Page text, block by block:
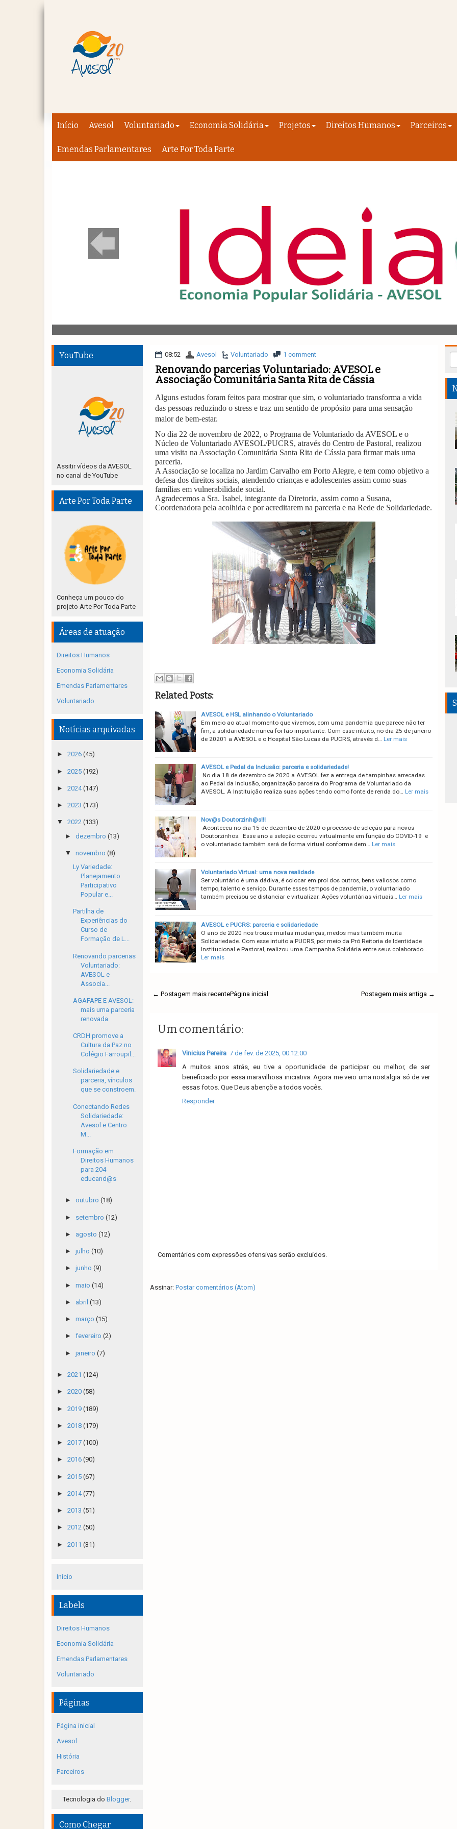
Início Avesol Voluntariado Economia Solidária Projetos Direitos Humanos Parceiros
Emendas Parlamentares Arte Por Toda Parte
08:52 Avesol Voluntariado 1 comment
Renovando parcerias Voluntariado: AVESOL e
Associação Comunitária Santa Rita de Cássia
Alguns estudos foram feitos para mostrar que sim, o voluntariado transforma a vida
das pessoas reduzindo o stress e traz um sentido de propósito para uma sensação
maior de bem-estar.
No dia 22 de novembro de 2022, o Programa de Voluntariado da AVESOL e o
Núcleo de Voluntariado AVESOL/PUCRS, através do Centro de Pastoral, realizou
uma visita na Associação Comunitária Santa Rita de Cássia para firmar mais uma
parceria.
A Associação se localiza no Jardim Carvalho em Porto Alegre, e tem como objetivo a
defesa dos direitos sociais, atendendo crianças e adolescentes assim como suas
famílias em vulnerabilidade social.
Agradecemos a Sra. Isabel, integrante da Diretoria, assim como a Susana,
Coordenadora pela acolhida e por acreditarem na parceria e na Rede de Solidariedade.
Related Posts:
AVESOL e HSL alinhando o Voluntariado
Em meio ao atual momento que vivemos, com uma pandemia que parece não ter
fim, a solidariedade nunca foi tão importante. Com esse intuito, no dia 25 de janeiro
de 20201 a AVESOL e o Hospital São Lucas da PUCRS, através d…
Ler mais
AVESOL e Pedal da Inclusão: parceria e solidariedade!
No dia 18 de dezembro de 2020 a AVESOL fez a entrega de tampinhas arrecadas
ao Pedal da Inclusão, organização parceira do Programa de Voluntariado da
AVESOL. A Instituição realiza suas ações tendo como fonte de renda do…
Ler mais
Nov@s Doutorzinh@s!!!
Aconteceu no dia 15 de dezembro de 2020 o processo de seleção para novos
Doutorzinhos. Esse ano a seleção ocorreu virtualmente em função do COVID-19 e
o voluntariado também será de forma virtual conforme dem…
Ler mais
Voluntariado Virtual: uma nova realidade
Ser voluntário é uma dádiva, é colocar em prol dos outros, bens valiosos como
tempo, talento e serviço. Durante esses tempos de pandemia, o voluntariado
também precisou se distanciar e virtualizar. Ações voluntárias virtuais…
Ler mais
AVESOL e PUCRS: parceria e solidariedade
O ano de 2020 nos trouxe muitas mudanças, medos mas também muita
Solidariedade. Com esse intuito a PUCRS, por meio da Pró Reitoria de Identidade
Institucional e Pastoral, realizou uma Campanha Solidária entre seus colaborado…
Ler mais
← Postagem mais recente Postagem mais antiga →
Página inicial
Um comentário:
Vinicius Pereira 7 de fev. de 2025, 00:12:00
A muitos anos atrás, eu tive a oportunidade de participar ou melhor, de ser
beneficiado por essa maravilhosa iniciativa. Agora me veio uma nostalgia só de ver
essas fotos. Que Deus abençõe a todos vocês.
Responder
Comentários com expressões ofensivas serão excluídos.
Assinar: Postar comentários (Atom)
YouTube
Assitir vídeos da AVESOL
no canal de YouTube
Arte Por Toda Parte
Conheça um pouco do
projeto Arte Por Toda Parte
Áreas de atuação
Direitos Humanos
Economia Solidária
Emendas Parlamentares
Voluntariado
Notícias arquivadas
► 2026 (45)
► 2025 (192)
► 2024(147)
► 2023 (173)
▼ 2022 (133)
► dezembro (13)
▼ novembro (8)
Ly Variedade:
Planejamento
Participativo
Popular e...
Partilha de
Experiências do
Curso de
Formação de L...
Renovando parcerias
Voluntariado:
AVESOL e
Associa...
AGAFAPE E AVESOL:
mais uma parceria
renovada
CRDH promove a
Cultura da Paz no
Colégio Farroupil...
Solidariedade e
parceria, vínculos
que se constroem.
Conectando Redes
Solidariedade:
Avesol e Centro
M...
Formação em
Direitos Humanos
para 204
educand@s
► outubro (18)
► setembro (12)
► agosto (12)
► julho (10)
► junho (9)
► maio (14)
► abril (13)
► março (15)
► fevereiro (2)
► janeiro (7)
► 2021 (124)
► 2020 (58)
► 2019 (189)
► 2018 (179)
► 2017 (100)
► 2016 (90)
► 2015 (67)
► 2014(77)
► 2013 (51)
► 2012 (50)
► 2011 (31)
Início
Labels
Direitos Humanos
Economia Solidária
Emendas Parlamentares
Voluntariado
Páginas
Página inicial
Avesol
História
Parceiros
Tecnologia doBlogger.
Como Chegar